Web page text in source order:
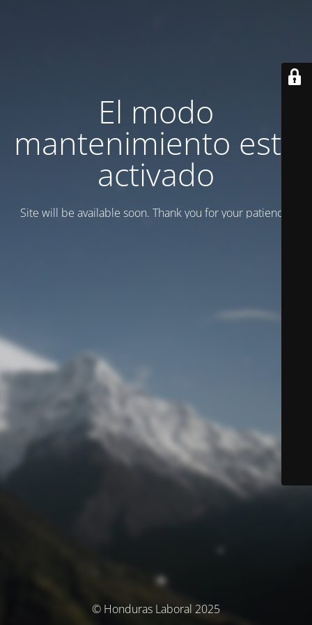
El modo
mantenimiento está
activado
Site will be available soon. Thank you for your patience!
© Honduras Laboral 2025